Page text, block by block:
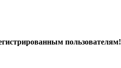
пользователям!